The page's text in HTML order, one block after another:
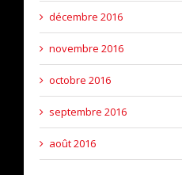
décembre 2016
novembre 2016
octobre 2016
septembre 2016
août 2016